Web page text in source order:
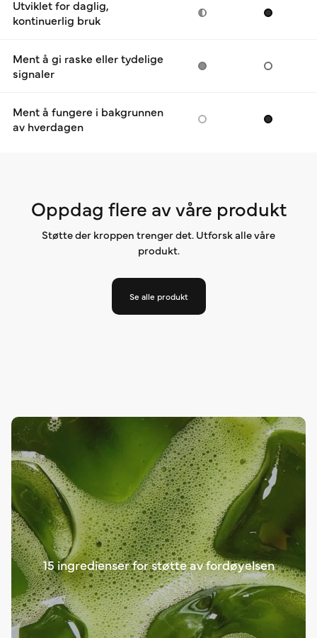
Utviklet for daglig,
kontinuerlig bruk
Ment å gi raske eller tydelige
signaler
Ment å fungere i bakgrunnen
av hverdagen
Oppdag flere av våre produkt
Støtte der kroppen trenger det. Utforsk alle våre
produkt.
Se alle produkt
15 ingredienser for støtte av fordøyelsen